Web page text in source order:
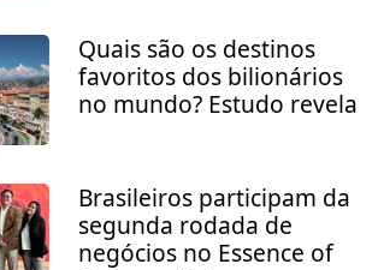
Quais são os destinos
favoritos dos bilionários
no mundo? Estudo revela
Brasileiros participam da
segunda rodada de
negócios no Essence of